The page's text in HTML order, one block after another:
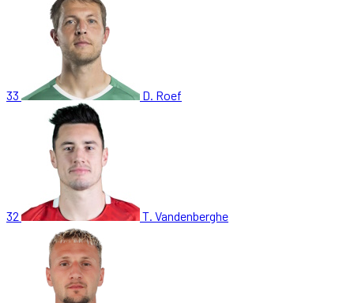
33 D. Roef
32 T. Vandenberghe